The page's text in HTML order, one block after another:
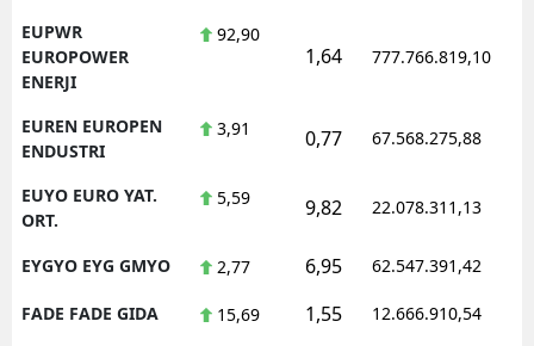
EUPWR
EUROPOWER
ENERJI
92,90
1,64 777.766.819,10
EUREN EUROPEN
ENDUSTRI
3,91 0,77 67.568.275,88
EUYO EURO YAT.
ORT.
5,59 9,82 22.078.311,13
EYGYO EYG GMYO 2,77 6,95 62.547.391,42
FADE FADE GIDA 15,69 1,55 12.666.910,54